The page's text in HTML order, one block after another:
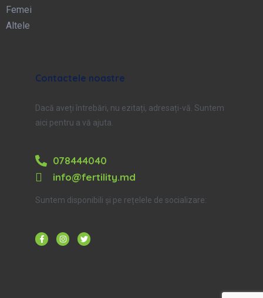
Femei
Altele
Contactele noastre
Dacă aveți întrebări, nu ezitați, adresați-vă. Suntem
aici pentru a vă ajuta.
078444040
info@fertility.md
Suntem disponibili și pe rețelele de socializare: